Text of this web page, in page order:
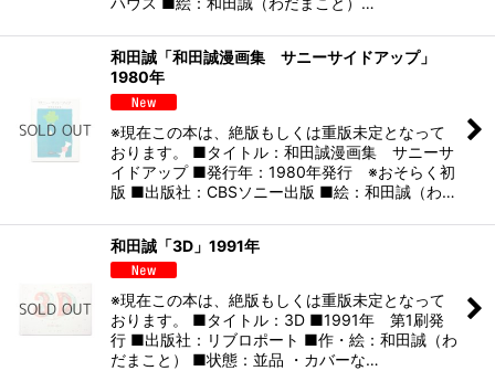
和田誠「和田誠漫画集 サニーサイドアップ」
1980年
※現在この本は、絶版もしくは重版未定となって
おります。 ■タイトル：和田誠漫画集 サニーサ
イドアップ ■発行年：1980年発行 ※おそらく初
版 ■出版社：CBSソニー出版 ■絵：和田誠（わ…
和田誠「3D」1991年
※現在この本は、絶版もしくは重版未定となって
おります。 ■タイトル：3D ■1991年 第1刷発
行 ■出版社：リブロポート ■作・絵：和田誠（わ
だまこと） ■状態：並品 ・カバーな…